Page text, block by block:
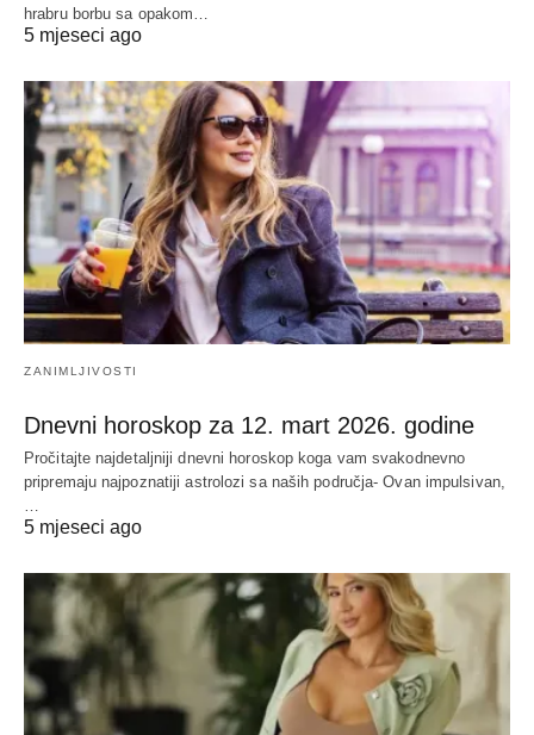
hrabru borbu sa opakom…
5 mjeseci ago
ZANIMLJIVOSTI
Dnevni horoskop za 12. mart 2026. godine
Pročitajte najdetaljniji dnevni horoskop koga vam svakodnevno
pripremaju najpoznatiji astrolozi sa naših područja- Ovan impulsivan,
…
5 mjeseci ago